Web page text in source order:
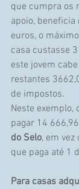
que cumpra os
apoio,
euros, o
casa custasse
este jovem
restantes
de impostos.
Neste exemplo,
pagar 14
do Selo, em
que paga até 1
Para casas